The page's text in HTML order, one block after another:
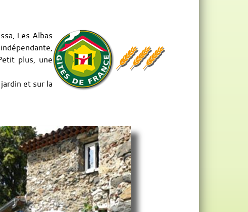
Les Albas
plus, une
et sur la